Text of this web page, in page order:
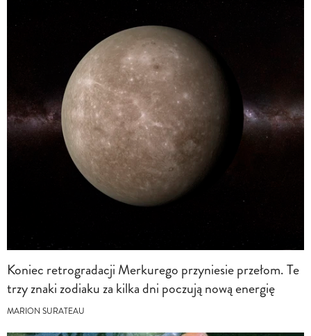
Koniec retrogradacji Merkurego przyniesie przełom. Te
trzy znaki zodiaku za kilka dni poczują nową energię
MARION SURATEAU